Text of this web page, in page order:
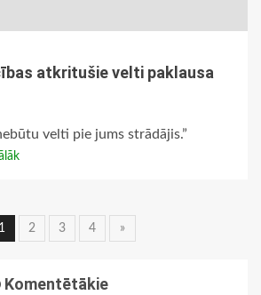
atkritušie velti paklausa
velti pie jums strādājis.”
Ziņu
1 2 3 4 »
Komentētākie